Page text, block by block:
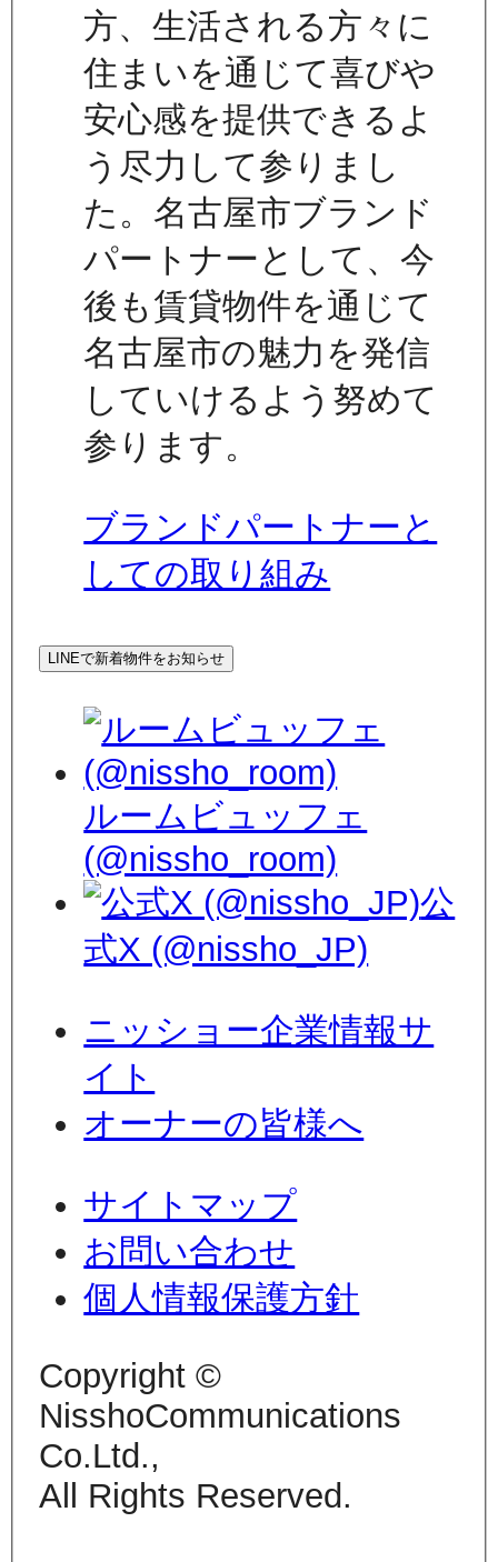
方、生活される方々に
住まいを通じて喜びや
安心感を提供できるよ
う尽力して参りまし
た。名古屋市ブランド
パートナーとして、今
後も賃貸物件を通じて
名古屋市の魅力を発信
していけるよう努めて
参ります。
ブランドパートナーと
しての取り組み
LINEで新着物件をお知らせ
ルームビュッフェ
(@nissho_room)
公
式X (@nissho_JP)
ニッショー企業情報サ
イト
オーナーの皆様へ
サイトマップ
お問い合わせ
個人情報保護方針
Copyright ©
NisshoCommunications
Co.Ltd.,
All Rights Reserved.